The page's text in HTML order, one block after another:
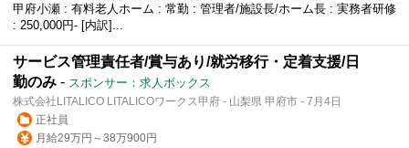
甲府小瀬 : 有料老人ホーム : 常勤 : 管理者/施設長/ホーム長 : 実務者研修
: 250,000円- [内訳]...
サービス管理責任者/賞与あり/就労移行・定着支援/日
勤のみ - スポンサー：求人ボックス
株式会社LITALICO LITALICOワークス甲府 - 山梨県 甲府市 - 7月4日
正社員
月給29万円～38万900円